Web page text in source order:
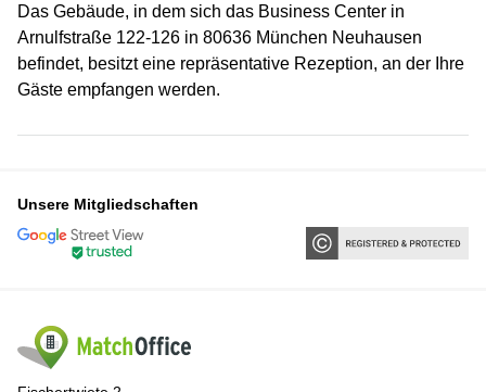
Das Gebäude, in dem sich das Business Center in
Arnulfstraße 122-126 in 80636 München Neuhausen
befindet, besitzt eine repräsentative Rezeption, an der Ihre
Gäste empfangen werden.
Unsere Mitgliedschaften